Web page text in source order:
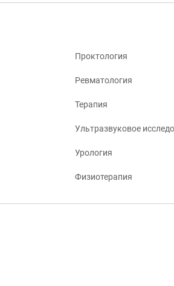
Проктология
Ревматология
Терапия
Ультразвуковое
Урология
Физиотерапия